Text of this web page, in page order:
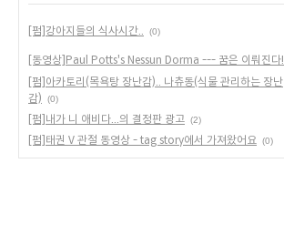
[펌]강아지들의 식사시간.. (0)
[동영상]Paul Potts's Nessun Dorma --- 꿈은 이뤄진다!
[펌]아카토리(목욕탕 장난감).. 나츄동(식물 관리하는 장난
감)
(0)
[펌]내가 니 애비다...의 결정판 광고 (2)
[펌]태권 V 관절 동영상 - tag story에서 가져왔어요 (0)